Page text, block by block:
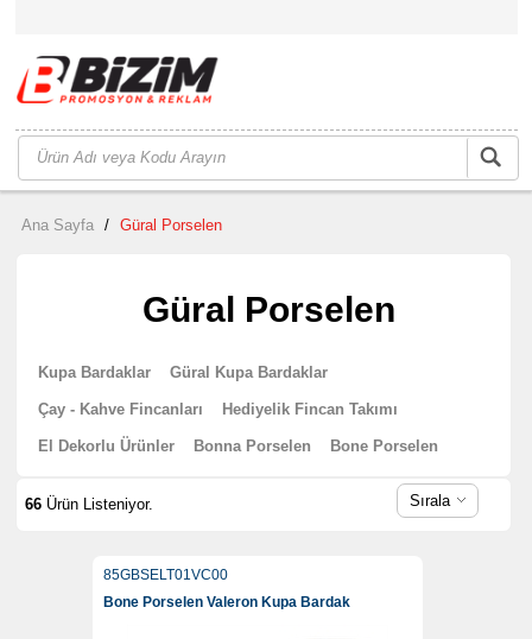
Ana Sayfa / Güral Porselen
Güral Porselen
Kupa Bardaklar Güral Kupa Bardaklar
Çay - Kahve Fincanları Hediyelik Fincan Takımı
El Dekorlu Ürünler Bonna Porselen Bone Porselen
66Ürün Listeniyor. Sırala
85GBSELT01VC00
Bone Porselen Valeron Kupa Bardak